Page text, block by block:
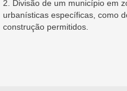
2. Divisão de um município em
urbanísticas específicas, como
construção permitidos.